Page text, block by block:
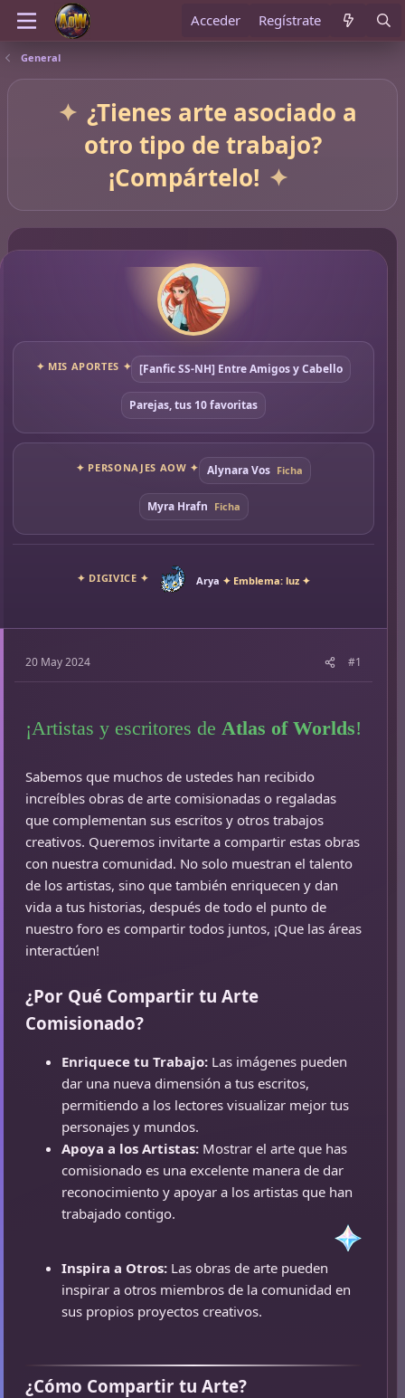
Acceder Regístrate
General
¿Tienes arte asociado a
otro tipo de trabajo?
¡Compártelo!
✦ MIS APORTES ✦ [Fanfic SS-NH] Entre Amigos y Cabello
Parejas, tus 10 favoritas
✦ PERSONAJES AOW ✦ Alynara Vos Ficha
Myra Hrafn Ficha
✦ DIGIVICE ✦ Arya ✦ Emblema: luz ✦
20 May 2024 #1
¡Artistas y escritores de Atlas of Worlds!
Sabemos que muchos de ustedes han recibido
increíbles obras de arte comisionadas o regaladas
que complementan sus escritos y otros trabajos
creativos. Queremos invitarte a compartir estas obras
con nuestra comunidad. No solo muestran el talento
de los artistas, sino que también enriquecen y dan
vida a tus historias, después de todo el punto de
nuestro foro es compartir todos juntos, ¡Que las áreas
interactúen!
¿Por Qué Compartir tu Arte
Comisionado?
Enriquece tu Trabajo: Las imágenes pueden
dar una nueva dimensión a tus escritos,
permitiendo a los lectores visualizar mejor tus
personajes y mundos.
Apoya a los Artistas: Mostrar el arte que has
comisionado es una excelente manera de dar
reconocimiento y apoyar a los artistas que han
trabajado contigo.
Inspira a Otros: Las obras de arte pueden
inspirar a otros miembros de la comunidad en
sus propios proyectos creativos.
¿Cómo Compartir tu Arte?